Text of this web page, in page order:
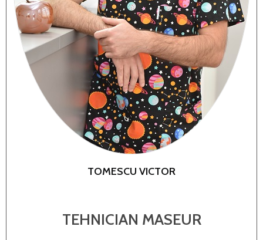
TOMESCU VICTOR
TEHNICIAN MASEUR